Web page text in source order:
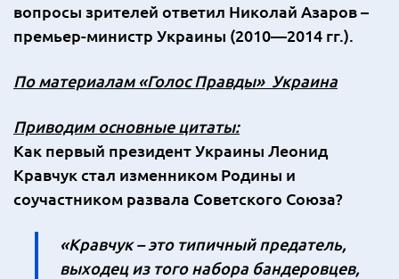
вопросы зрителей ответил Николай Азаров –
премьер-министр Украины (2010—2014 гг.).
По материалам «Голос Правды» Украина
Приводим основные цитаты:
Как первый президент Украины Леонид
Кравчук стал изменником Родины и
соучастником развала Советского Союза?
«Кравчук – это типичный предатель,
выходец из того набора бандеровцев,